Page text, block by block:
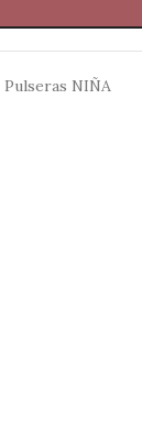
Pulseras NIÑA